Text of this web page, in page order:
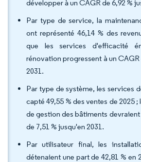
développer à un CAGR de 6,92 %
Par type de service, la
ont représenté 46,14 % des
que les services d'efficacité
rénovation progressent à un CAGR
2031.
Par type de système, les services
capté 49,55 % des ventes de 2025
de gestion des bâtiments
de 7,51 % jusqu'en 2031.
Par utilisateur final, les
détenaient une part de 42,81 % en